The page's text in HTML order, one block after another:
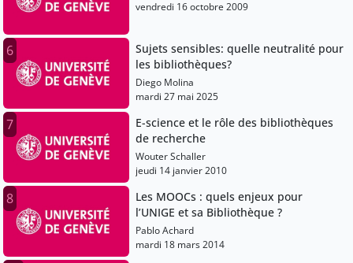
vendredi 16 octobre 2009
6
Sujets sensibles: quelle neutralité pour
les bibliothèques?
Diego Molina
mardi 27 mai 2025
7
E-science et le rôle des bibliothèques
de recherche
Wouter Schaller
jeudi 14 janvier 2010
8
Les MOOCs : quels enjeux pour
l’UNIGE et sa Bibliothèque ?
Pablo Achard
mardi 18 mars 2014